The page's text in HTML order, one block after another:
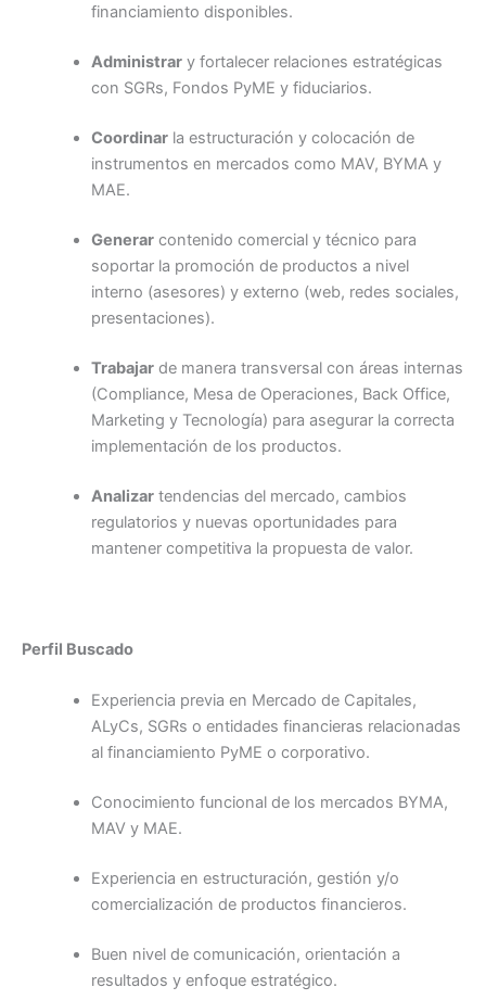
financiamiento disponibles.
Administrary fortalecer relaciones estratégicas
con SGRs, Fondos PyME y fiduciarios.
Coordinarla estructuración y colocación de
instrumentos en mercados como MAV, BYMA y
MAE.
Generarcontenido comercial y técnico para
soportar la promoción de productos a nivel
interno (asesores) y externo (web, redes sociales,
presentaciones).
Trabajarde manera transversal con áreas internas
(Compliance, Mesa de Operaciones, Back Office,
Marketing y Tecnología) para asegurar la correcta
implementación de los productos.
Analizartendencias del mercado, cambios
regulatorios y nuevas oportunidades para
mantener competitiva la propuesta de valor.
Perfil Buscado
Experiencia previa en Mercado de Capitales,
ALyCs, SGRs o entidades financieras relacionadas
al financiamiento PyME o corporativo.
Conocimiento funcional de los mercados BYMA,
MAV y MAE.
Experiencia en estructuración, gestión y/o
comercialización de productos financieros.
Buen nivel de comunicación, orientación a
resultados y enfoque estratégico.